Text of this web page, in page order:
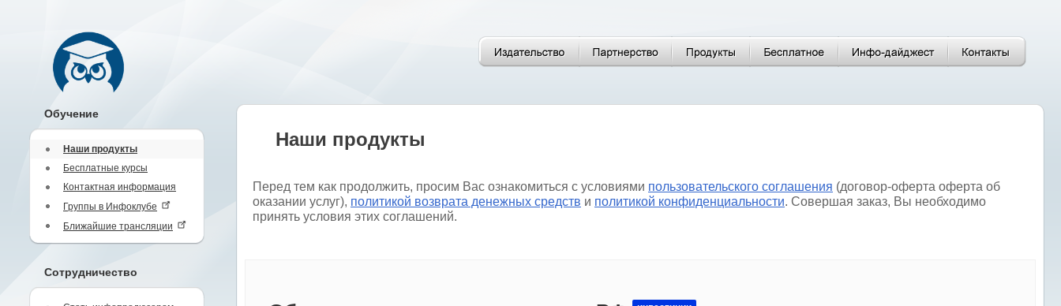
Обучение
Наши продукты
Бесплатные курсы
Контактная информация
Группы в Инфоклубе
Ближайшие трансляции
Сотрудничество
Наши продукты
Перед тем как продолжить, просим Вас ознакомиться с условиями пользовательского соглашения (договор-оферта оферта об
оказании услуг), политикой возврата денежных средств и политикой конфиденциальности. Совершая заказ, Вы необходимо
принять условия этих соглашений.